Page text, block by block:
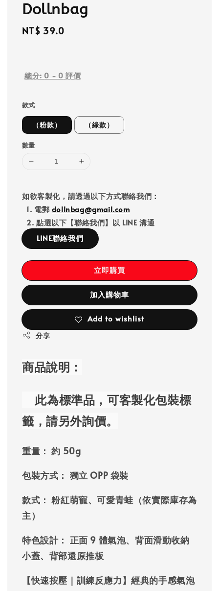
Dollnbag
Regular
NT$ 39.0
總分: 0 - 0 評價
款式
（粉款） （綠款）
數量
如欲客製化，請透過以下方式聯絡我們：
1. 電郵 dollnbag@gmail.com
2. 點選以下【聯絡我們】以 LINE 溝通
LINE聯絡我們
立即購買
加入購物車
Add to wishlist
分享
商品說明：
此為標準品 ，可客製化包裝標
籤 ，請另外詢價。
重量： 約 50g
包裝方式： 獨立 OPP 袋裝
款式： 粉紅萌寵、可愛青蛙（依實際庫存為
主）
特色設計： 正面 9 體氣泡、背面滑動收納
小蓋、背部還原推板
【快速按壓｜訓練反應力】經典的手感氣泡